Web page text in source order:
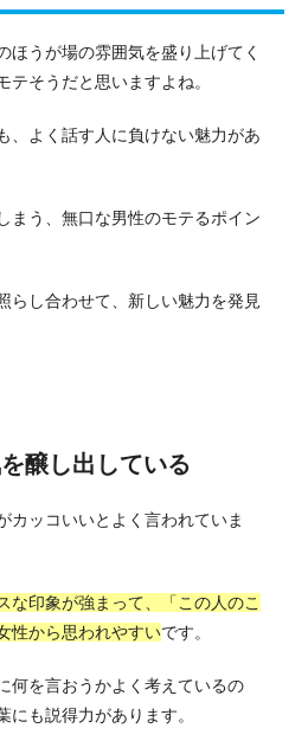
ほうが場の雰囲気を盛り上げてく
そうだと思いますよね。
、よく話す人に負けない魅力があ
まう、無口な男性のモテるポイン
らし合わせて、新しい魅力を発見
醸し出している
カッコいいとよく言われていま
な印象が強まって、「この人のこ
性から思われやすいです。
何を言おうかよく考えているの
にも説得力があります。